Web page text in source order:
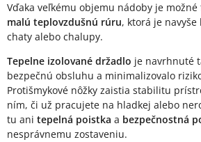
Vďaka veľkému objemu nádoby je
malú teplovzdušnú rúru, ktorá je
chaty alebo chalupy.
Tepelne izolované držadlo je navrhnuté
bezpečnú obsluhu a minimalizovalo
Protišmykové nôžky zaistia stabilitu
ním, či už pracujete na hladkej alebo
tu ani tepelná poistka a bezpečnostná
nesprávnemu zostaveniu.